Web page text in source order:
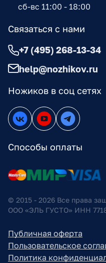
Ножиков в соц сетях
Способы оплаты
сб-вс 11:00 - 18:00
Связаться с нами
+7 (495) 268-13-34
help@nozhikov.ru
© 2015 - 2026 Все права
ООО «ЭЛЬ ГУСТО» ИНН
Публичная оферта
Пользовательское
Политика